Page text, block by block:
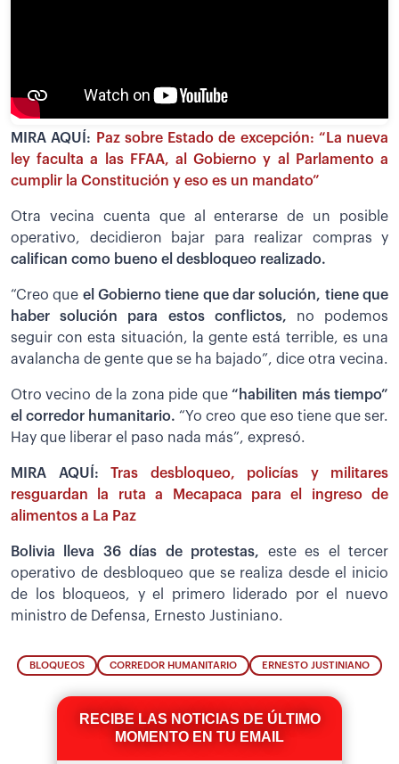
MIRA AQUÍ:
Paz sobre Estado de excepción: “La nueva
ley faculta a las FFAA, al Gobierno y al Parlamento a
cumplir la Constitución y eso es un mandato”
Otra vecina cuenta que al enterarse de un posible
operativo, decidieron bajar para realizar compras y
califican como bueno el desbloqueo realizado.
“Creo que el Gobierno tiene que dar solución, tiene que
haber solución para estos conflictos, no podemos
seguir con esta situación, la gente está terrible, es una
avalancha de gente que se ha bajado”, dice otra vecina.
Otro vecino de la zona pide que“habiliten más tiempo”
el corredor humanitario. “Yo creo que eso tiene que ser.
Hay que liberar el paso nada más”, expresó.
MIRA AQUÍ: Tras desbloqueo, policías y militares
resguardan la ruta a Mecapaca para el ingreso de
alimentos a La Paz
Bolivia lleva 36 días de protestas, este es el tercer
operativo de desbloqueo que se realiza desde el inicio
de los bloqueos, y el primero liderado por el nuevo
ministro de Defensa, Ernesto Justiniano.
BLOQUEOS CORREDOR HUMANITARIO ERNESTO JUSTINIANO
RECIBE LAS NOTICIAS DE ÚLTIMO
MOMENTO EN TU EMAIL